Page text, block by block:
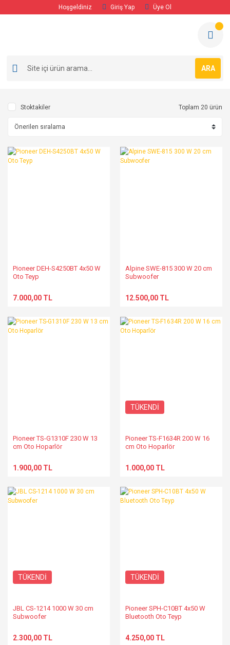
Hoşgeldiniz Giriş Yap Üye Ol
ARA
Stoktakiler Toplam 20 ürün
Pioneer DEH-S4250BT 4x50 W
Oto Teyp
7.000,00 TL
Alpine SWE-815 300 W 20 cm
Subwoofer
12.500,00 TL
Pioneer TS-G1310F 230 W 13
cm Oto Hoparlör
1.900,00 TL
TÜKENDİ
Pioneer TS-F1634R 200 W 16
cm Oto Hoparlör
1.000,00 TL
TÜKENDİ
JBL CS-1214 1000 W 30 cm
Subwoofer
2.300,00 TL
TÜKENDİ
Pioneer SPH-C10BT 4x50 W
Bluetooth Oto Teyp
4.250,00 TL